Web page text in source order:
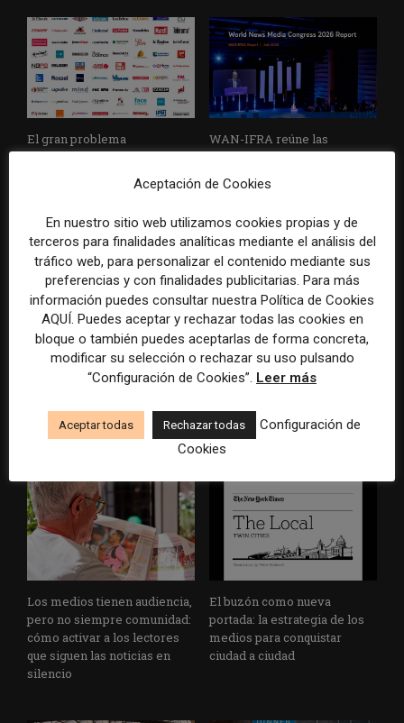
El gran problema
tecnológico de los medios ya
herramientas, sino su
WAN-IFRA reúne las
principales estrategias de los
medios ante la IA, la pérdida
de ingresos y los cambios de
Veinte ejemplos de uso de la
y negocios periodísticos
La bolsa ha borrado hasta el
grandes grupos de prensa
tradicionales
Los medios tienen audiencia,
pero no siempre comunidad:
cómo activar a los lectores
que siguen las noticias en
silencio
El buzón como nueva
portada: la estrategia de los
medios para conquistar
ciudad a ciudad
Aceptación de Cookies
En nuestro sitio web utilizamos cookies propias y de
terceros para finalidades analíticas mediante el análisis del
tráfico web, para personalizar el contenido mediante sus
preferencias y con finalidades publicitarias. Para más
información puedes consultar nuestra Política de Cookies
AQUÍ. Puedes aceptar y rechazar todas las cookies en
bloque o también puedes aceptarlas de forma concreta,
modificar su selección o rechazar su uso pulsando
“Configuración de Cookies”. Leer más
Aceptar todas Rechazar todas
Configuración de
Cookies